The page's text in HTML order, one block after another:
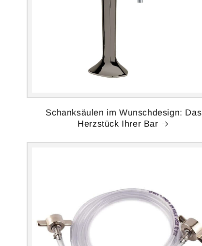
Schanksäulen im Wunschdesign: Das
Herzstück Ihrer Bar